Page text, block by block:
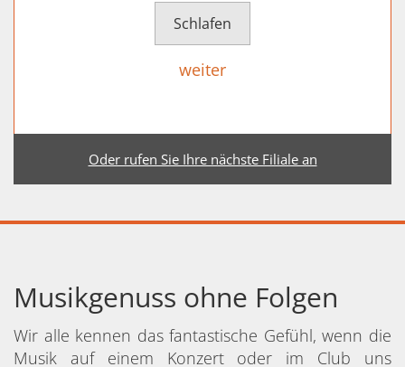
Schlafen
weiter
Oder rufen Sie Ihre nächste Filiale an
Musikgenuss ohne Folgen
Wir alle kennen das fantastische Gefühl, wenn die
Musik auf einem Konzert oder im Club uns